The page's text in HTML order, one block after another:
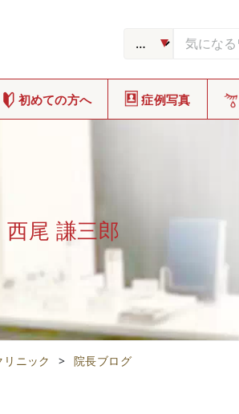
初めての方へ 症例写真
西尾 謙三郎
ニック > 院長ブログ